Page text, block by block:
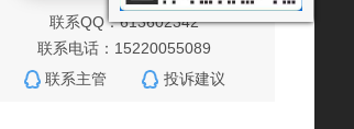
联系QQ：613602342
联系电话：15220055089
联系主管
投诉建议